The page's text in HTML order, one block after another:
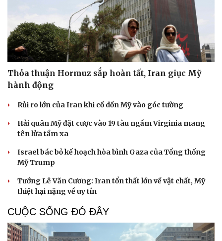
Thỏa thuận Hormuz sắp hoàn tất, Iran giục Mỹ
hành động
Rủi ro lớn của Iran khi cố dồn Mỹ vào góc tường
Hải quân Mỹ đặt cược vào 19 tàu ngầm Virginia mang
tên lửa tầm xa
Israel bác bỏ kế hoạch hòa bình Gaza của Tổng thống
Mỹ Trump
Tướng Lê Văn Cương: Iran tổn thất lớn về vật chất, Mỹ
thiệt hại nặng về uy tín
CUỘC SỐNG ĐÓ ĐÂY